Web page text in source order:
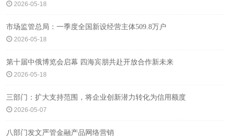
2026-05-18
市场监管总局：一季度全国新设经营主体509.8万户
2026-05-18
第十届中俄博览会启幕 四海宾朋共赴开放合作新未来
2026-05-18
三部门：扩大支持范围，将企业创新潜力转化为信用额度
2026-05-07
八部门发文严管金融产品网络营销